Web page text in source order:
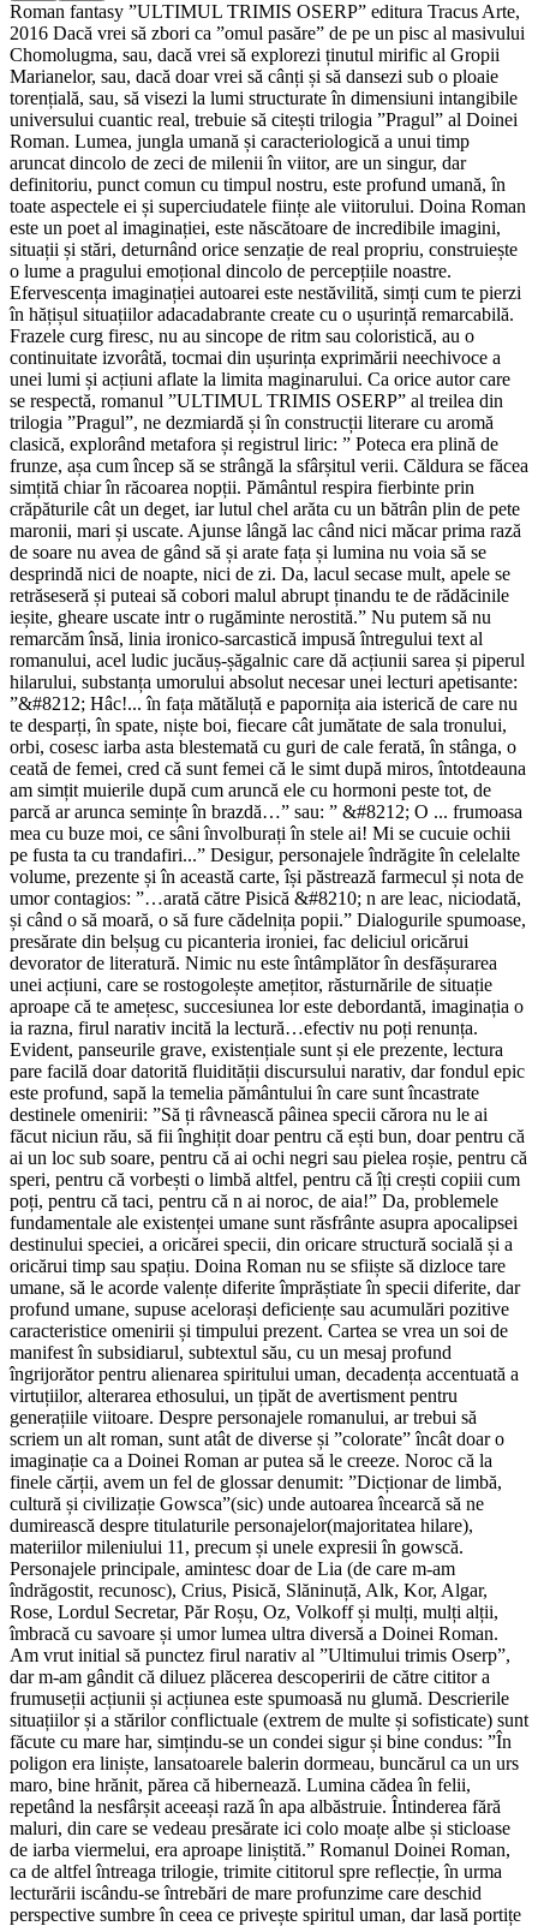
Roman fantasy ”ULTIMUL TRIMIS OSERP” editura Tracus Arte,
2016 Dacă vrei să zbori ca ”omul pasăre” de pe un pisc al masivului
Chomolugma, sau, dacă vrei să explorezi ținutul mirific al Gropii
Marianelor, sau, dacă doar vrei să cânți și să dansezi sub o ploaie
torențială, sau, să visezi la lumi structurate în dimensiuni intangibile
universului cuantic real, trebuie să citești trilogia ”Pragul” al Doinei
Roman. Lumea, jungla umană și caracteriologică a unui timp
aruncat dincolo de zeci de milenii în viitor, are un singur, dar
definitoriu, punct comun cu timpul nostru, este profund umană, în
toate aspectele ei și superciudatele ființe ale viitorului. Doina Roman
este un poet al imaginației, este născătoare de incredibile imagini,
situații și stări, deturnând orice senzație de real propriu, construiește
o lume a pragului emoțional dincolo de percepțiile noastre.
Efervescența imaginației autoarei este nestăvilită, simți cum te pierzi
în hățișul situațiilor adacadabrante create cu o ușurință remarcabilă.
Frazele curg firesc, nu au sincope de ritm sau coloristică, au o
continuitate izvorâtă, tocmai din ușurința exprimării neechivoce a
unei lumi și acțiuni aflate la limita maginarului. Ca orice autor care
se respectă, romanul ”ULTIMUL TRIMIS OSERP” al treilea din
trilogia ”Pragul”, ne dezmiardă și în construcții literare cu aromă
clasică, explorând metafora și registrul liric: ” Poteca era plină de
frunze, așa cum încep să se strângă la sfârșitul verii. Căldura se făcea
simțită chiar în răcoarea nopții. Pământul respira fierbinte prin
crăpăturile cât un deget, iar lutul chel arăta cu un bătrân plin de pete
maronii, mari și uscate. Ajunse lângă lac când nici măcar prima rază
de soare nu avea de gând să și arate fața și lumina nu voia să se
desprindă nici de noapte, nici de zi. Da, lacul secase mult, apele se
retrăseseră și puteai să cobori malul abrupt ținandu te de rădăcinile
ieșite, gheare uscate intr o rugăminte nerostită.” Nu putem să nu
remarcăm însă, linia ironico-sarcastică impusă întregului text al
romanului, acel ludic jucăuș-șăgalnic care dă acțiunii sarea și piperul
hilarului, substanța umorului absolut necesar unei lecturi apetisante:
”&#8212; Hâc!... în fața mătăluță e papornița aia isterică de care nu
te desparți, în spate, niște boi, fiecare cât jumătate de sala tronului,
orbi, cosesc iarba asta blestemată cu guri de cale ferată, în stânga, o
ceată de femei, cred că sunt femei că le simt după miros, întotdeauna
am simțit muierile după cum aruncă ele cu hormoni peste tot, de
parcă ar arunca semințe în brazdă…” sau: ” &#8212; O ... frumoasa
mea cu buze moi, ce sâni învolburați în stele ai! Mi se cucuie ochii
pe fusta ta cu trandafiri...” Desigur, personajele îndrăgite în celelalte
volume, prezente și în această carte, își păstrează farmecul și nota de
umor contagios: ”…arată către Pisică &#8210; n are leac, niciodată,
și când o să moară, o să fure cădelnița popii.” Dialogurile spumoase,
presărate din belșug cu picanteria ironiei, fac deliciul oricărui
devorator de literatură. Nimic nu este întâmplător în desfășurarea
unei acțiuni, care se rostogolește amețitor, răsturnările de situație
aproape că te amețesc, succesiunea lor este debordantă, imaginația o
ia razna, firul narativ incită la lectură…efectiv nu poți renunța.
Evident, panseurile grave, existențiale sunt și ele prezente, lectura
pare facilă doar datorită fluidității discursului narativ, dar fondul epic
este profund, sapă la temelia pământului în care sunt încastrate
destinele omenirii: ”Să ți râvnească pâinea specii cărora nu le ai
făcut niciun rău, să fii înghițit doar pentru că ești bun, doar pentru că
ai un loc sub soare, pentru că ai ochi negri sau pielea roșie, pentru că
speri, pentru că vorbești o limbă altfel, pentru că îți crești copiii cum
poți, pentru că taci, pentru că n ai noroc, de aia!” Da, problemele
fundamentale ale existenței umane sunt răsfrânte asupra apocalipsei
destinului speciei, a oricărei specii, din oricare structură socială și a
oricărui timp sau spațiu. Doina Roman nu se sfiiște să dizloce tare
umane, să le acorde valențe diferite împrăștiate în specii diferite, dar
profund umane, supuse acelorași deficiențe sau acumulări pozitive
caracteristice omenirii și timpului prezent. Cartea se vrea un soi de
manifest în subsidiarul, subtextul său, cu un mesaj profund
îngrijorător pentru alienarea spiritului uman, decadența accentuată a
virtuțiilor, alterarea ethosului, un țipăt de avertisment pentru
generațiile viitoare. Despre personajele romanului, ar trebui să
scriem un alt roman, sunt atât de diverse și ”colorate” încât doar o
imaginație ca a Doinei Roman ar putea să le creeze. Noroc că la
finele cărții, avem un fel de glossar denumit: ”Dicționar de limbă,
cultură și civilizație Gowsca”(sic) unde autoarea încearcă să ne
dumirească despre titulaturile personajelor(majoritatea hilare),
materiilor mileniului 11, precum și unele expresii în gowscă.
Personajele principale, amintesc doar de Lia (de care m-am
îndrăgostit, recunosc), Crius, Pisică, Slăninuță, Alk, Kor, Algar,
Rose, Lordul Secretar, Păr Roșu, Oz, Volkoff și mulți, mulți alții,
îmbracă cu savoare și umor lumea ultra diversă a Doinei Roman.
Am vrut initial să punctez firul narativ al ”Ultimului trimis Oserp”,
dar m-am gândit că diluez plăcerea descoperirii de către cititor a
frumuseții acțiunii și acțiunea este spumoasă nu glumă. Descrierile
situațiilor și a stărilor conflictuale (extrem de multe și sofisticate) sunt
făcute cu mare har, simțindu-se un condei sigur și bine condus: ”În
poligon era liniște, lansatoarele balerin dormeau, buncărul ca un urs
maro, bine hrănit, părea că hibernează. Lumina cădea în felii,
repetând la nesfârșit aceeași rază în apa albăstruie. Întinderea fără
maluri, din care se vedeau presărate ici colo moațe albe și sticloase
de iarba viermelui, era aproape liniștită.” Romanul Doinei Roman,
ca de altfel întreaga trilogie, trimite cititorul spre reflecție, în urma
lecturării iscându-se întrebări de mare profunzime care deschid
perspective sumbre în ceea ce privește spiritul uman, dar lasă portițe